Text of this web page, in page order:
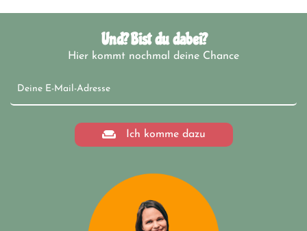
Und? Bist du dabei?
Hier kommt nochmal deine Chance
Ich komme dazu